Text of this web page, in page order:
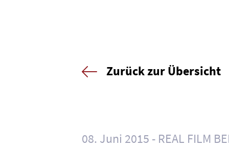
Zurück zur Übersicht
08. Juni 2015 REAL FILM